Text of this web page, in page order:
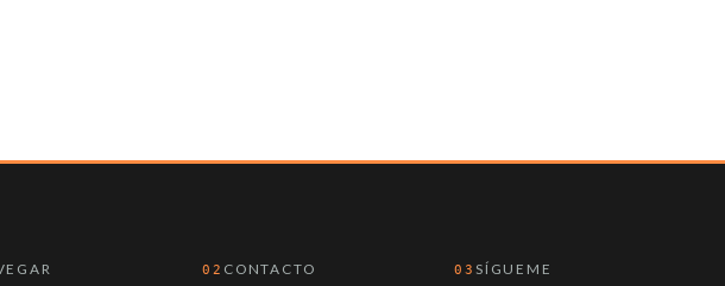
02 CONTACTO 03 SÍGUEME